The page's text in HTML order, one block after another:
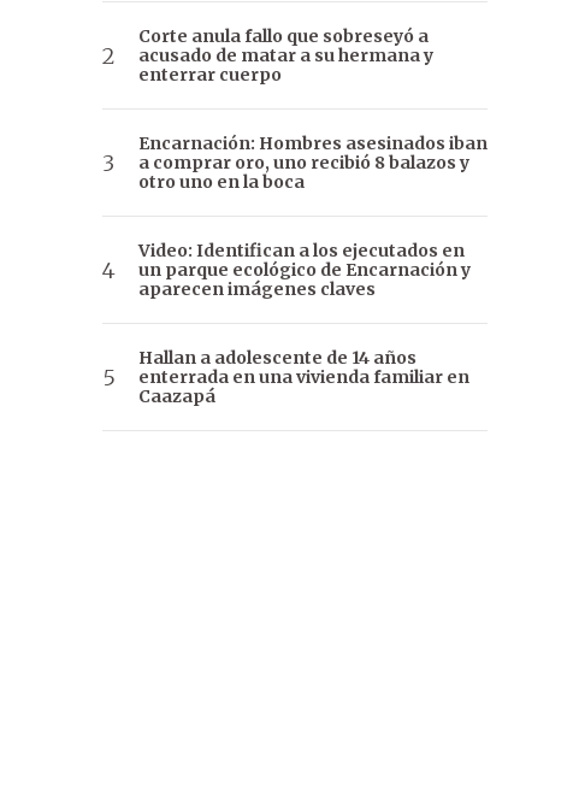
Corte anula fallo que sobreseyó a
acusado de matar a su hermana y
enterrar cuerpo
Encarnación: Hombres asesinados iban
a comprar oro, uno recibió 8 balazos y
otro uno en la boca
Video: Identifican a los ejecutados en
un parque ecológico de Encarnación y
aparecen imágenes claves
Hallan a adolescente de 14 años
enterrada en una vivienda familiar en
Caazapá